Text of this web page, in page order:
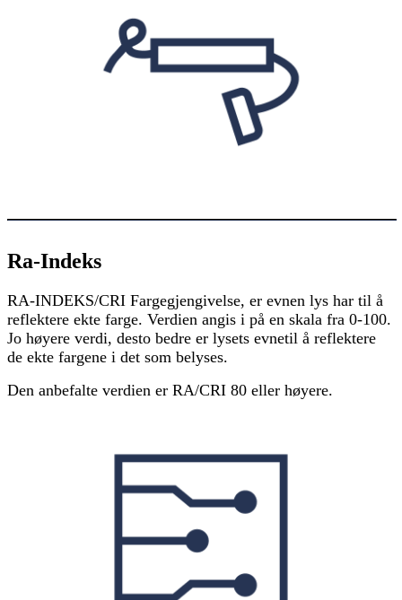
Ra-Indeks
RA-INDEKS/CRI Fargegjengivelse, er evnen lys har til å
reflektere ekte farge. Verdien angis i på en skala fra 0-100.
Jo høyere verdi, desto bedre er lysets evnetil å reflektere
de ekte fargene i det som belyses.
Den anbefalte verdien er RA/CRI 80 eller høyere.